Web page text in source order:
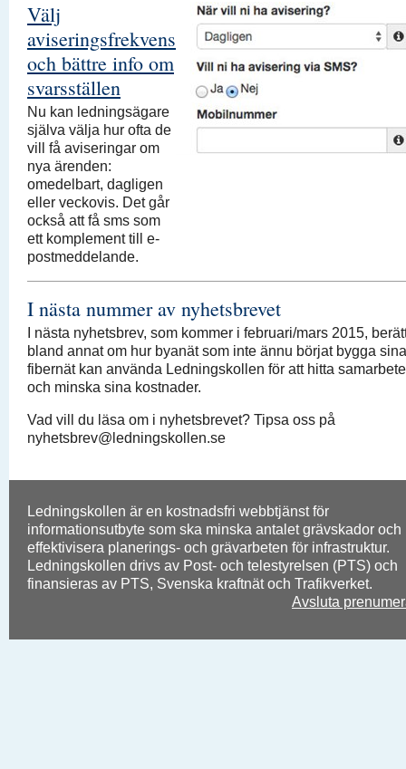
Välj
aviseringsfrekvens
och bättre info om
svarsställen
Nu kan ledningsägare
själva välja hur ofta de
vill få aviseringar om
nya ärenden:
omedelbart, dagligen
eller veckovis. Det går
också att få sms som
ett komplement till e-
postmeddelande.
I nästa nummer av nyhetsbrevet
I nästa nyhetsbrev, som kommer i februari/mars 2015,
bland annat om hur byanät som inte ännu börjat bygga sina
fibernät kan använda Ledningskollen för att hitta
och minska sina kostnader.
Vad vill du läsa om i nyhetsbrevet? Tipsa oss på
nyhetsbrev@ledningskollen.se
Ledningskollen är en kostnadsfri webbtjänst för
informationsutbyte som ska minska antalet grävskador och
effektivisera planerings- och grävarbeten för infrastruktur.
Ledningskollen drivs av Post- och telestyrelsen (PTS) och
finansieras av PTS, Svenska kraftnät och Trafikverket.
Avsluta